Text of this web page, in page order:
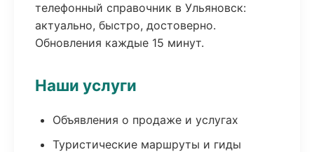
телефонный справочник в Ульяновск:
актуально, быстро, достоверно.
Обновления каждые 15 минут.
Наши услуги
Объявления о продаже и услугах
Туристические маршруты и гиды